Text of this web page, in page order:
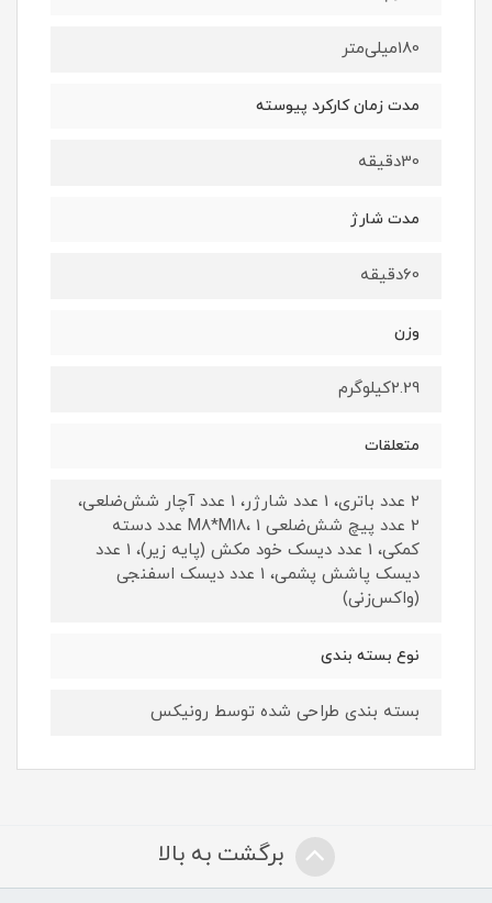
180میلی‌متر
مدت زمان کارکرد پیوسته
30دقیقه
مدت شارژ
60دقیقه
وزن
2.29کیلوگرم
متعلقات
2 عدد باتری، 1 عدد شارژر، 1 عدد آچار شش‌ضلعی،
2 عدد پیچ شش‌ضلعی M8*M18، 1 عدد دسته
کمکی، 1 عدد دیسک خود مکش (پایه زیر)، 1 عدد
دیسک پاشش پشمی، 1 عدد دیسک اسفنجی
(واکس‌زنی)
نوع بسته بندی
بسته بندی طراحی شده توسط رونیکس
برگشت به بالا